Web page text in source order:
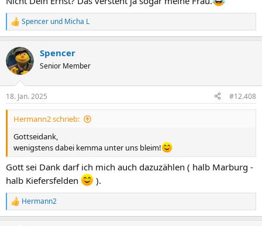
R
e
k
t
i
e
n
Spencer und Micha L
Spencer
Senior Member
18. Jan. 2025 #12.408
Hermann2 schrieb:
Gottseidank,
wenigstens dabei kemma unter uns bleim!
Gott sei Dank darf ich mich auch dazuzählen ( halb Marburg -
halb Kiefersfelden
).
R
e
Hermann2